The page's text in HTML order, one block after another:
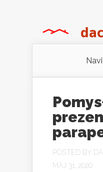
POSTED BY
MAJ 31, 2020